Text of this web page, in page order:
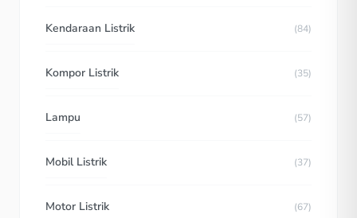
Kendaraan Listrik (84)
Kompor Listrik (35)
Lampu (57)
Mobil Listrik (37)
Motor Listrik (67)